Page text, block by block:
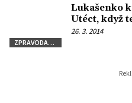
ZPRAVODAJSTVÍ
Lukašenko
Utéct, když
26. 3. 2014